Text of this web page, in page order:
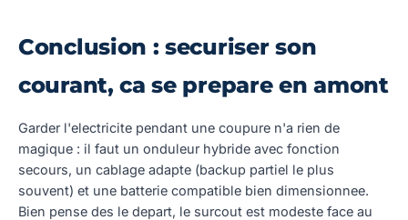
Conclusion : securiser son
courant, ca se prepare en amont
Garder l'electricite pendant une coupure n'a rien de
magique : il faut un onduleur hybride avec fonction
secours, un cablage adapte (backup partiel le plus
souvent) et une batterie compatible bien dimensionnee.
Bien pense des le depart, le surcout est modeste face au